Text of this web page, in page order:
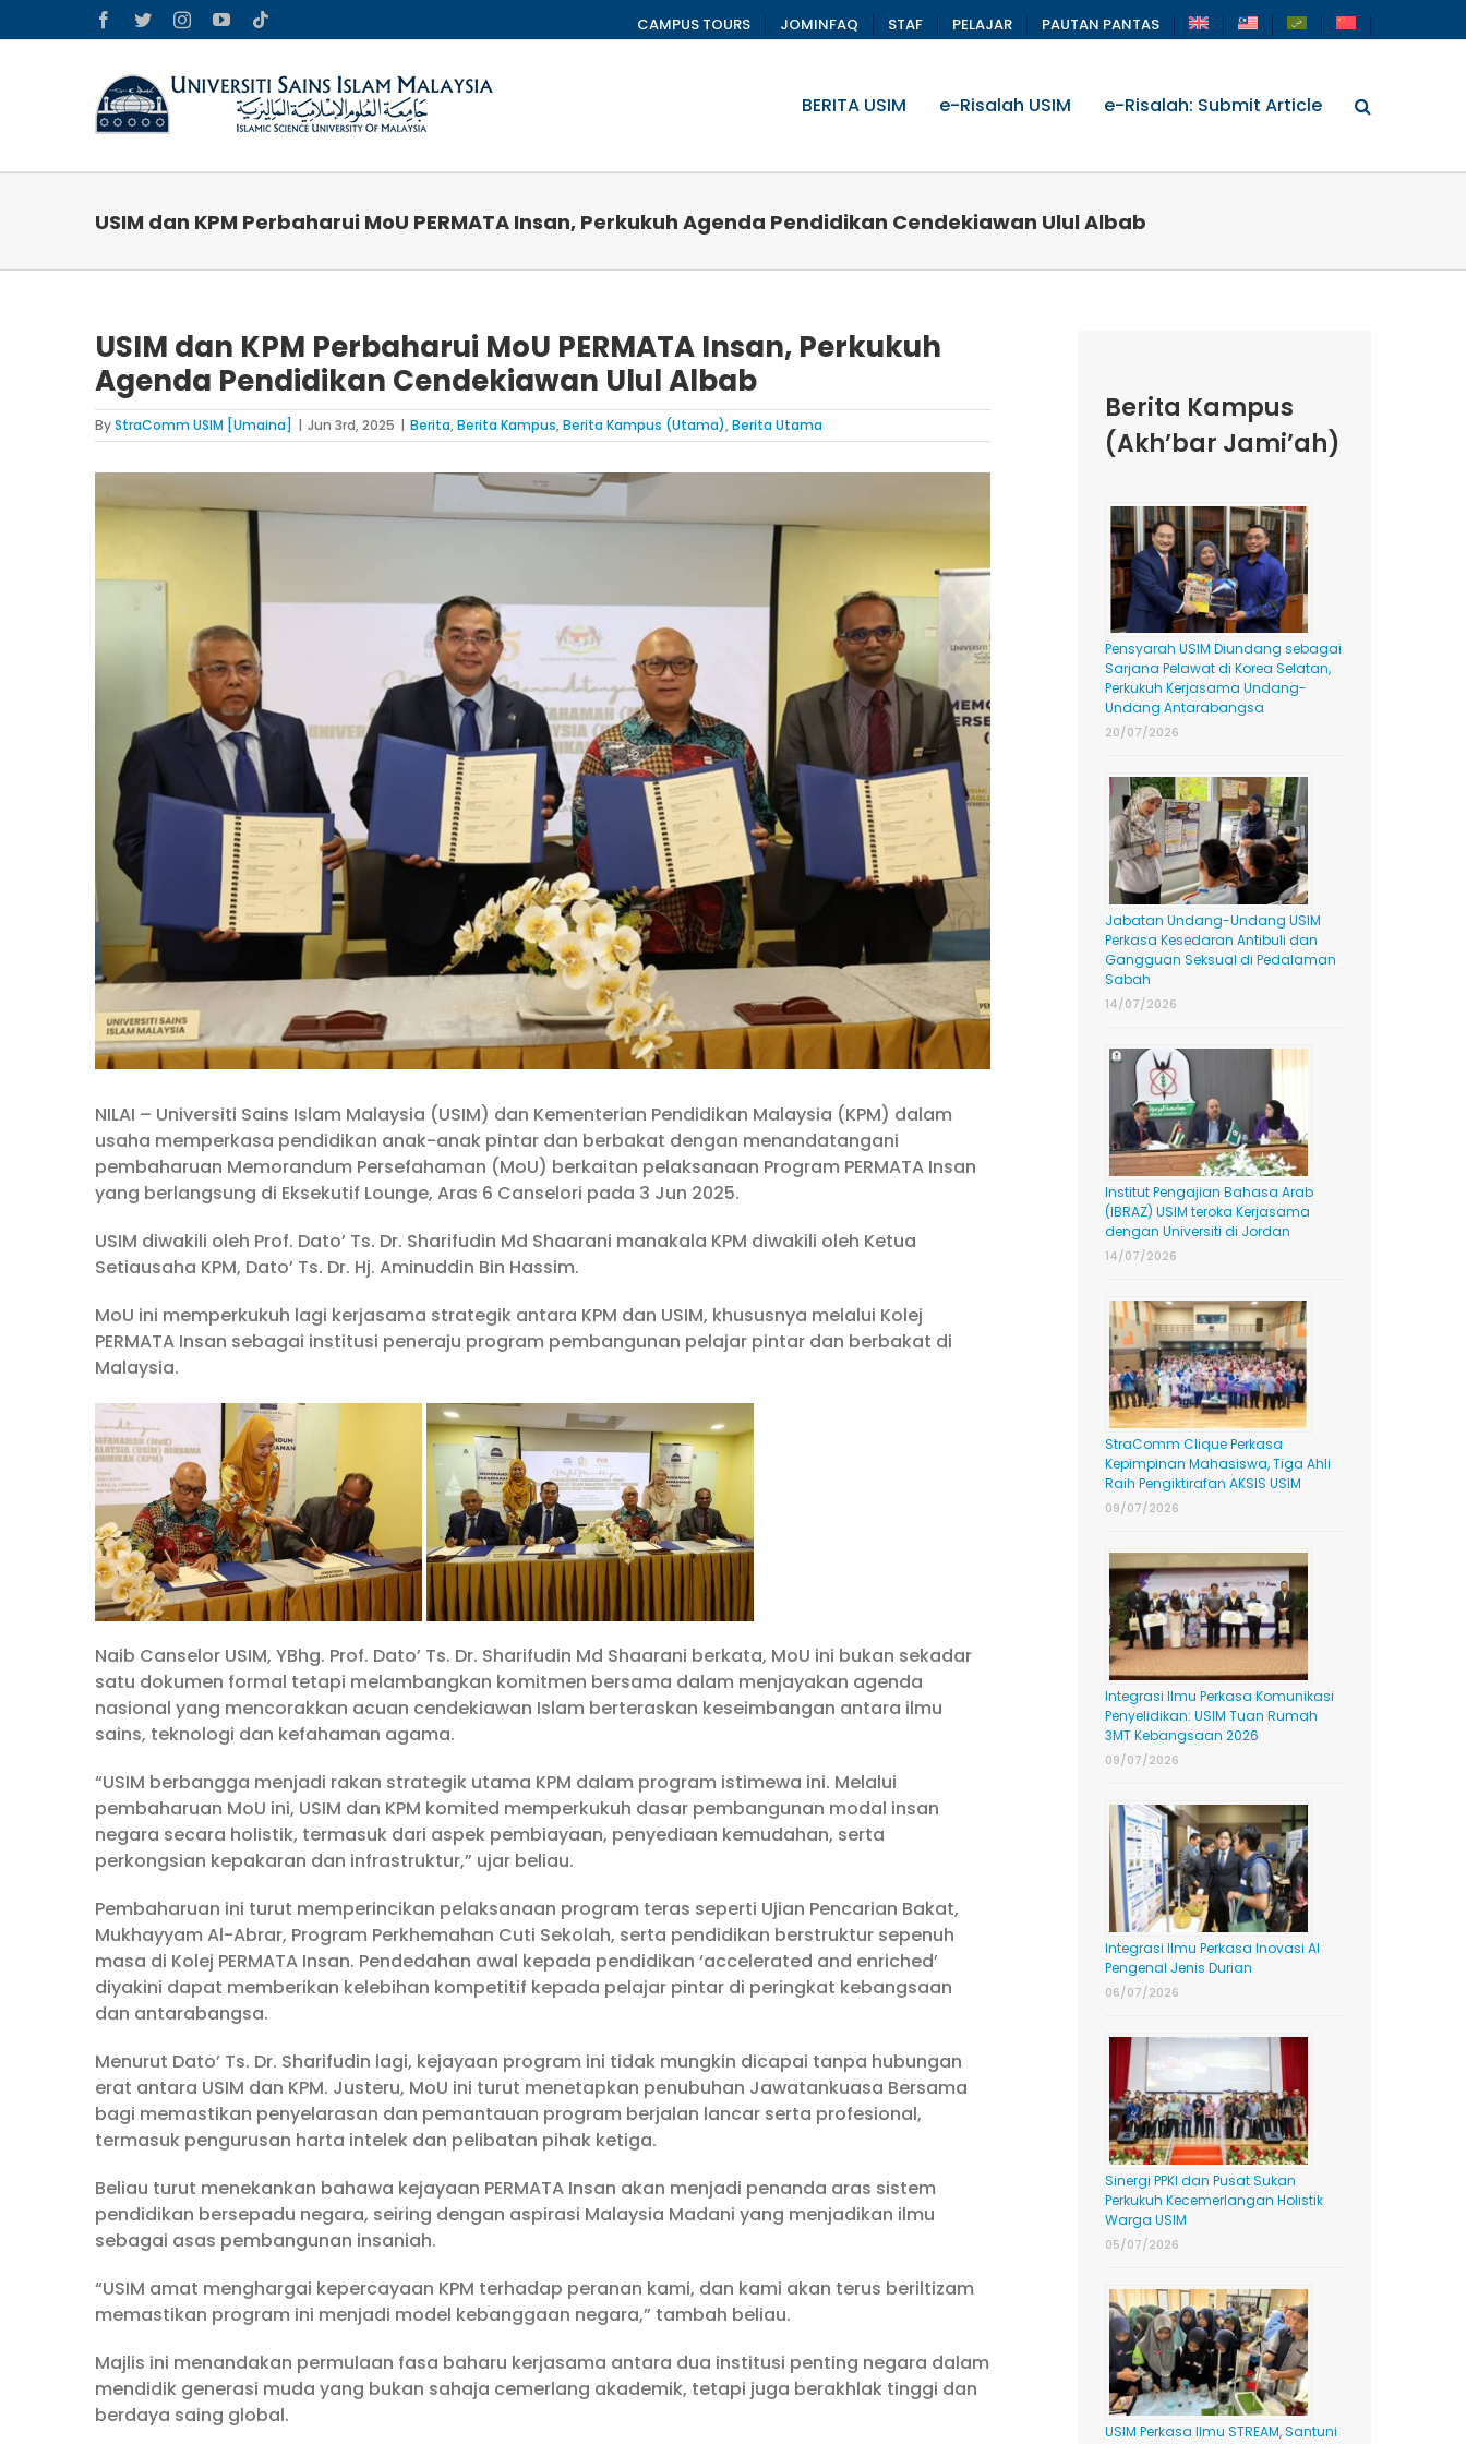
to
Facebook
TwitterInstagramYouTube CAMPUS TOURS JOMINFAQ STAF PELAJAR PAUTAN PANTAS
BERITA USIM e-Risalah USIM e-Risalah: Submit Article
USIM dan KPM Perbaharui MoU PERMATA Insan, Perkukuh Agenda Pendidikan Cendekiawan Ulul Albab
USIM dan KPM Perbaharui MoU PERMATA Insan, Perkukuh
Agenda Pendidikan Cendekiawan Ulul Albab
ByStraComm USIM [Umaina] | Jun 3rd, 2025 | Berita,Berita Kampus,Berita Kampus (Utama),Berita Utama
Larger
NILAI – Universiti Sains Islam Malaysia (USIM) dan Kementerian Pendidikan Malaysia (KPM) dalam
usaha memperkasa pendidikan anak-anak pintar dan berbakat dengan menandatangani
pembaharuan Memorandum Persefahaman (MoU) berkaitan pelaksanaan Program PERMATA Insan
yang berlangsung di Eksekutif Lounge, Aras 6 Canselori pada 3 Jun 2025.
USIM diwakili oleh Prof. Dato’ Ts. Dr. Sharifudin Md Shaarani manakala KPM diwakili oleh Ketua
Setiausaha KPM, Dato’ Ts. Dr. Hj. Aminuddin Bin Hassim.
MoU ini memperkukuh lagi kerjasama strategik antara KPM dan USIM, khususnya melalui Kolej
PERMATA Insan sebagai institusi peneraju program pembangunan pelajar pintar dan berbakat di
Malaysia.
Naib Canselor USIM, YBhg. Prof. Dato’ Ts. Dr. Sharifudin Md Shaarani berkata, MoU ini bukan sekadar
satu dokumen formal tetapi melambangkan komitmen bersama dalam menjayakan agenda
nasional yang mencorakkan acuan cendekiawan Islam berteraskan keseimbangan antara ilmu
sains, teknologi dan kefahaman agama.
“USIM berbangga menjadi rakan strategik utama KPM dalam program istimewa ini. Melalui
pembaharuan MoU ini, USIM dan KPM komited memperkukuh dasar pembangunan modal insan
negara secara holistik, termasuk dari aspek pembiayaan, penyediaan kemudahan, serta
perkongsian kepakaran dan infrastruktur,” ujar beliau.
Pembaharuan ini turut memperincikan pelaksanaan program teras seperti Ujian Pencarian Bakat,
Mukhayyam Al-Abrar, Program Perkhemahan Cuti Sekolah, serta pendidikan berstruktur sepenuh
masa di Kolej PERMATA Insan. Pendedahan awal kepada pendidikan ‘accelerated and enriched’
diyakini dapat memberikan kelebihan kompetitif kepada pelajar pintar di peringkat kebangsaan
dan antarabangsa.
Menurut Dato’ Ts. Dr. Sharifudin lagi, kejayaan program ini tidak mungkin dicapai tanpa hubungan
erat antara USIM dan KPM. Justeru, MoU ini turut menetapkan penubuhan Jawatankuasa Bersama
bagi memastikan penyelarasan dan pemantauan program berjalan lancar serta profesional,
termasuk pengurusan harta intelek dan pelibatan pihak ketiga.
Beliau turut menekankan bahawa kejayaan PERMATA Insan akan menjadi penanda aras sistem
pendidikan bersepadu negara, seiring dengan aspirasi Malaysia Madani yang menjadikan ilmu
sebagai asas pembangunan insaniah.
“USIM amat menghargai kepercayaan KPM terhadap peranan kami, dan kami akan terus beriltizam
memastikan program ini menjadi model kebanggaan negara,” tambah beliau.
Majlis ini menandakan permulaan fasa baharu kerjasama antara dua institusi penting negara dalam
mendidik generasi muda yang bukan sahaja cemerlang akademik, tetapi juga berakhlak tinggi dan
berdaya saing global.
Berita Kampus
(Akh’bar Jami’ah)
Pensyarah USIM Diundang sebagai
Sarjana Pelawat di Korea Selatan,
Perkukuh Kerjasama Undang-
Undang Antarabangsa
20/07/2026
Jabatan Undang-Undang USIM
Perkasa Kesedaran Antibuli dan
Gangguan Seksual di Pedalaman
Sabah
14/07/2026
Institut Pengajian Bahasa Arab
(IBRAZ) USIM teroka Kerjasama
dengan Universiti di Jordan
14/07/2026
StraComm Clique Perkasa
Kepimpinan Mahasiswa, Tiga Ahli
Raih Pengiktirafan AKSIS USIM
09/07/2026
Integrasi Ilmu Perkasa Komunikasi
Penyelidikan: USIM Tuan Rumah
3MT Kebangsaan 2026
09/07/2026
Integrasi Ilmu Perkasa Inovasi AI
Pengenal Jenis Durian
06/07/2026
Sinergi PPKI dan Pusat Sukan
Perkukuh Kecemerlangan Holistik
Warga USIM
05/07/2026
USIM Perkasa Ilmu STREAM, Santuni